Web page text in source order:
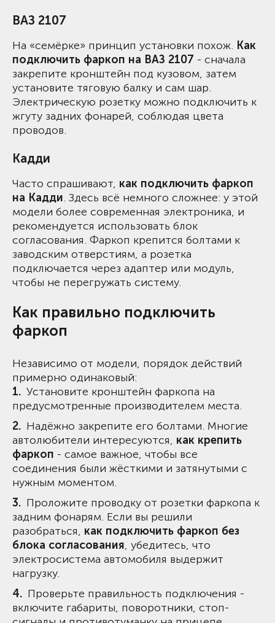
ВАЗ 2107
На «семёрке» принцип установки похож. Как
подключить фаркоп на ВАЗ 2107 - сначала
закрепите кронштейн под кузовом, затем
установите тяговую балку и сам шар.
Электрическую розетку можно подключить к
жгуту задних фонарей, соблюдая цвета
проводов.
Кадди
Часто спрашивают, как подключить фаркоп
на Кадди. Здесь всё немного сложнее: у этой
модели более современная электроника, и
рекомендуется использовать блок
согласования. Фаркоп крепится болтами к
заводским отверстиям, а розетка
подключается через адаптер или модуль,
чтобы не перегружать систему.
Как правильно подключить
фаркоп
Независимо от модели, порядок действий
примерно одинаковый:
Установите кронштейн фаркопа на
предусмотренные производителем места.
Надёжно закрепите его болтами. Многие
автолюбители интересуются, как крепить
фаркоп - самое важное, чтобы все
соединения были жёсткими и затянутыми с
нужным моментом.
Проложите проводку от розетки фаркопа к
задним фонарям. Если вы решили
разобраться, как подключить фаркоп без
блока согласования, убедитесь, что
электросистема автомобиля выдержит
нагрузку.
Проверьте правильность подключения -
включите габариты, поворотники, стоп-